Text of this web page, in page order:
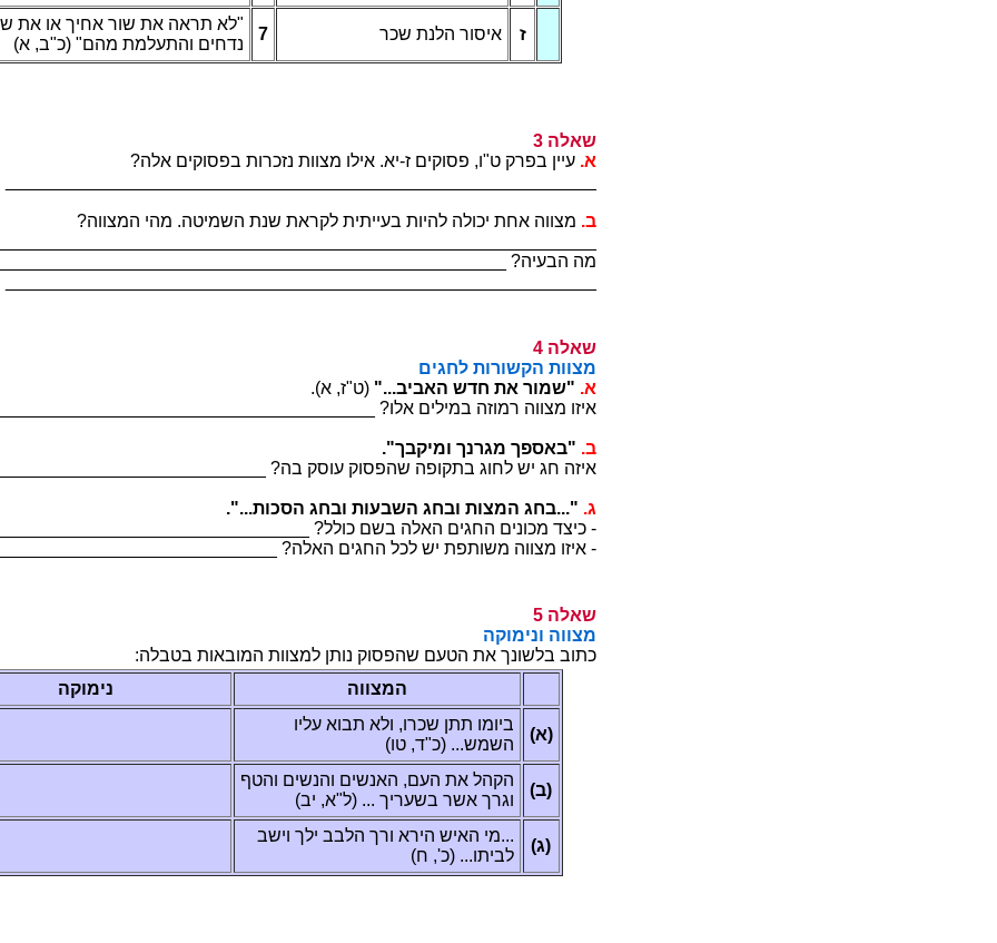
ויש תא וא ךיחא רוש תא הארת
(א ,ב"כ) "םהמ תמלעתהו םיחדנ
7 רכש תנלה רוסיא ז
3 הלאש
?הלא םיקוספב תורכזנ תווצמ וליא .אי-ז םיקוספ ,ו"ט קרפב ןייע .א
?הווצמה יהמ .הטימשה תנש תארקל תיתייעב תויהל הלוכי תחא הווצמ .ב
___________________________________________________ ?היעבה המ
4 הלאש
םיגחל תורושקה תווצמ
.(א ,ז"ט) "...ביבאה שדח תא רומש" .א
_______________________________________ ?ולא םילימב הזומר הווצמ
."ךבקימו ךנרגמ ךפסאב" .ב
_____________________________ ?הב קסוע קוספהש הפוקתב גוחל שי גח
."...תוכסה גחבו תועבשה גחבו תוצמה גחב..." .ג
_________________________________ ?ללוכ םשב הלאה םיגחה םינוכמ
______________________________ ?הלאה םיגחה לכל שי תפתושמ הווצמ
5 הלאש
הקומינו הווצמ
:הלבטב תואבומה תווצמל ןתונ קוספהש םעטה תא ךנושלב בותכ
הקומינ
הווצמה
וילע אובת אלו ,ורכש ןתת ומויב
(וט ,ד"כ) ...שמשה
(א)
ףטהו םישנהו םישנאה ,םעה תא להקה
(בי ,א"ל) ... ךירעשב רשא ךרגו
(ב)
בשיו ךלי בבלה ךרו אריה שיאה ימ...
(ח ,'כ) ...ותיבל
(ג)